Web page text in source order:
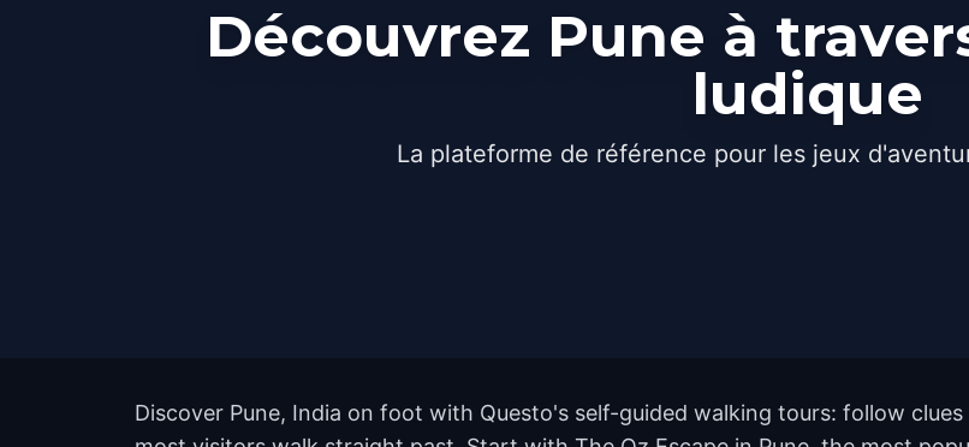
Découvrez Pune à
ludique
La plateforme de référence pour les jeux
Discover Pune, India on foot with Questo's self-guided walking tours: follow